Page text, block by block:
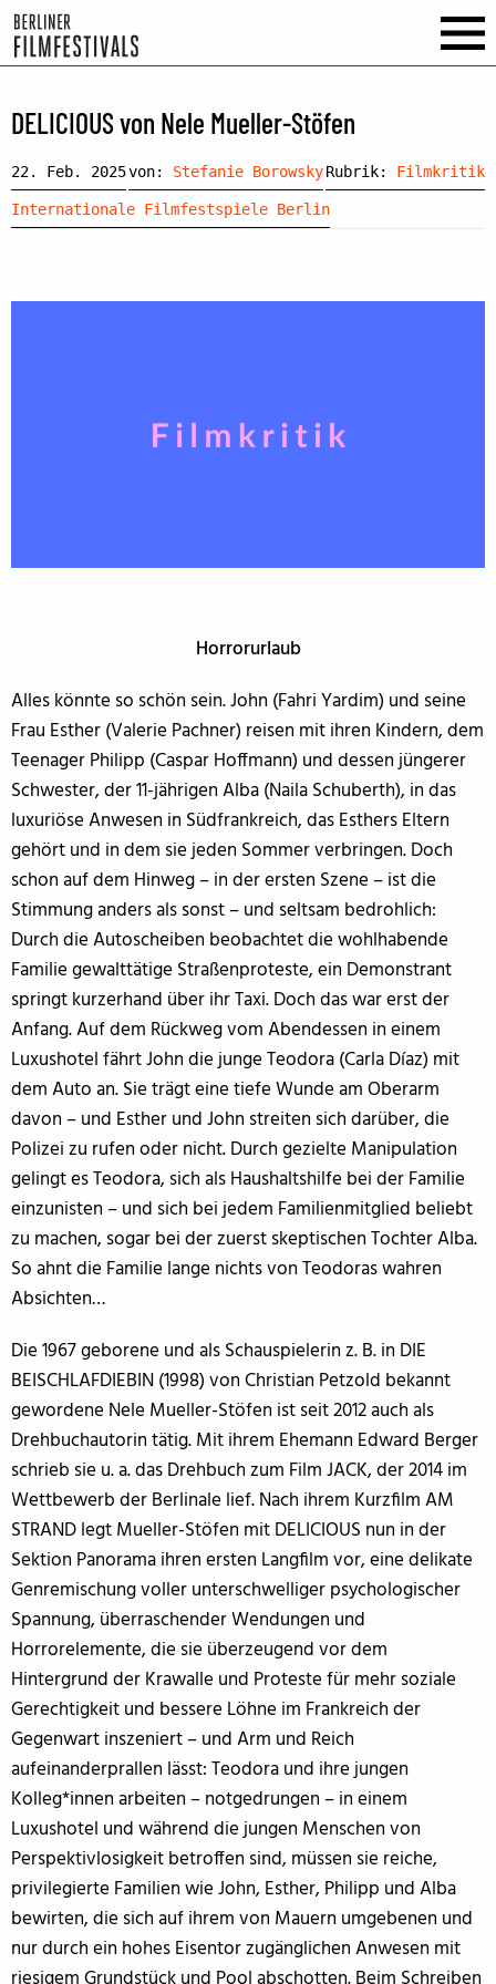
DELICIOUS von Nele Mueller-Stöfen
22. Feb. 2025von: Stefanie BorowskyRubrik: Filmkritik
Internationale Filmfestspiele Berlin
Horrorurlaub
Alles könnte so schön sein. John (Fahri Yardim) und seine
Frau Esther (Valerie Pachner) reisen mit ihren Kindern, dem
Teenager Philipp (Caspar Hoffmann) und dessen jüngerer
Schwester, der 11-jährigen Alba (Naila Schuberth), in das
luxuriöse Anwesen in Südfrankreich, das Esthers Eltern
gehört und in dem sie jeden Sommer verbringen. Doch
schon auf dem Hinweg – in der ersten Szene – ist die
Stimmung anders als sonst – und seltsam bedrohlich:
Durch die Autoscheiben beobachtet die wohlhabende
Familie gewalttätige Straßenproteste, ein Demonstrant
springt kurzerhand über ihr Taxi. Doch das war erst der
Anfang. Auf dem Rückweg vom Abendessen in einem
Luxushotel fährt John die junge Teodora (Carla Díaz) mit
dem Auto an. Sie trägt eine tiefe Wunde am Oberarm
davon – und Esther und John streiten sich darüber, die
Polizei zu rufen oder nicht. Durch gezielte Manipulation
gelingt es Teodora, sich als Haushaltshilfe bei der Familie
einzunisten – und sich bei jedem Familienmitglied beliebt
zu machen, sogar bei der zuerst skeptischen Tochter Alba.
So ahnt die Familie lange nichts von Teodoras wahren
Absichten…
Die 1967 geborene und als Schauspielerin z. B. in DIE
BEISCHLAFDIEBIN (1998) von Christian Petzold bekannt
gewordene Nele Mueller-Stöfen ist seit 2012 auch als
Drehbuchautorin tätig. Mit ihrem Ehemann Edward Berger
schrieb sie u. a. das Drehbuch zum Film JACK, der 2014 im
Wettbewerb der Berlinale lief. Nach ihrem Kurzfilm AM
STRAND legt Mueller-Stöfen mit DELICIOUS nun in der
Sektion Panorama ihren ersten Langfilm vor, eine delikate
Genremischung voller unterschwelliger psychologischer
Spannung, überraschender Wendungen und
Horrorelemente, die sie überzeugend vor dem
Hintergrund der Krawalle und Proteste für mehr soziale
Gerechtigkeit und bessere Löhne im Frankreich der
Gegenwart inszeniert – und Arm und Reich
aufeinanderprallen lässt: Teodora und ihre jungen
Kolleg*innen arbeiten – notgedrungen – in einem
Luxushotel und während die jungen Menschen von
Perspektivlosigkeit betroffen sind, müssen sie reiche,
privilegierte Familien wie John, Esther, Philipp und Alba
bewirten, die sich auf ihrem von Mauern umgebenen und
nur durch ein hohes Eisentor zugänglichen Anwesen mit